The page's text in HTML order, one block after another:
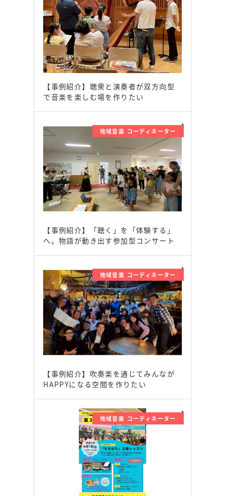
【事例紹介】聴衆と演奏者が双方向型
で音楽を楽しむ場を作りたい
地域音楽 コーディネーター
【事例紹介】「聴く」を「体験する」
へ。物語が動き出す参加型コンサート
地域音楽 コーディネーター
【事例紹介】吹奏楽を通じてみんなが
HAPPYになる空間を作りたい
地域音楽 コーディネーター